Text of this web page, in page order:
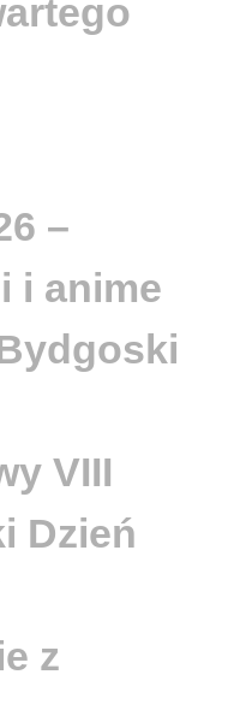
–
i anime
VIII
Dzień
z